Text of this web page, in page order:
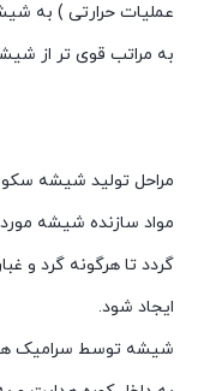
عملیات حرارتی ) به
به مراتب قوی تر از
مراحل تولید شیشه
مواد سازنده شیشه
گردد تا هرگونه گرد و
ایجاد شود.
شیشه توسط سرامیک